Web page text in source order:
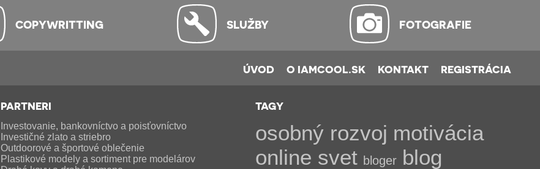
COPYWRITTING SLUŽBY FOTOGRAFIE
ÚVOD O IAMCOOL.SK KONTAKT REGISTRÁCIA
PARTNERI
Investovanie, bankovníctvo a poisťovníctvo
Investičné zlato a striebro
Outdoorové a športové oblečenie
Plastikové modely a sortiment pre modelárov
TAGY
osobný rozvoj motivácia
online svet bloger blog